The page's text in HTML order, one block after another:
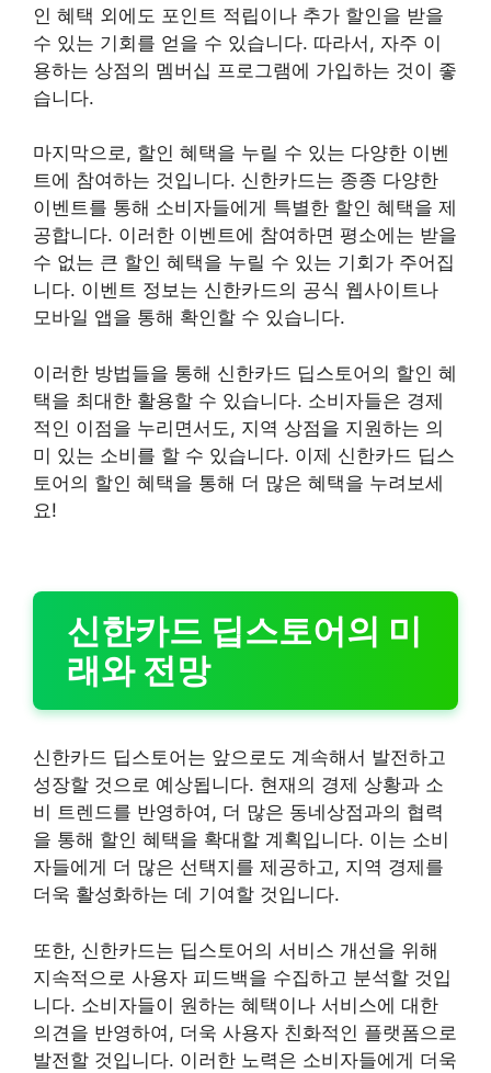
인 혜택 외에도 포인트 적립이나 추가 할인을 받을
수 있는 기회를 얻을 수 있습니다. 따라서, 자주 이
용하는 상점의 멤버십 프로그램에 가입하는 것이 좋
습니다.
마지막으로, 할인 혜택을 누릴 수 있는 다양한 이벤
트에 참여하는 것입니다. 신한카드는 종종 다양한
이벤트를 통해 소비자들에게 특별한 할인 혜택을 제
공합니다. 이러한 이벤트에 참여하면 평소에는 받을
수 없는 큰 할인 혜택을 누릴 수 있는 기회가 주어집
니다. 이벤트 정보는 신한카드의 공식 웹사이트나
모바일 앱을 통해 확인할 수 있습니다.
이러한 방법들을 통해 신한카드 딥스토어의 할인 혜
택을 최대한 활용할 수 있습니다. 소비자들은 경제
적인 이점을 누리면서도, 지역 상점을 지원하는 의
미 있는 소비를 할 수 있습니다. 이제 신한카드 딥스
토어의 할인 혜택을 통해 더 많은 혜택을 누려보세
요!
신한카드 딥스토어의 미
래와 전망
신한카드 딥스토어는 앞으로도 계속해서 발전하고
성장할 것으로 예상됩니다. 현재의 경제 상황과 소
비 트렌드를 반영하여, 더 많은 동네상점과의 협력
을 통해 할인 혜택을 확대할 계획입니다. 이는 소비
자들에게 더 많은 선택지를 제공하고, 지역 경제를
더욱 활성화하는 데 기여할 것입니다.
또한, 신한카드는 딥스토어의 서비스 개선을 위해
지속적으로 사용자 피드백을 수집하고 분석할 것입
니다. 소비자들이 원하는 혜택이나 서비스에 대한
의견을 반영하여, 더욱 사용자 친화적인 플랫폼으로
발전할 것입니다. 이러한 노력은 소비자들에게 더욱